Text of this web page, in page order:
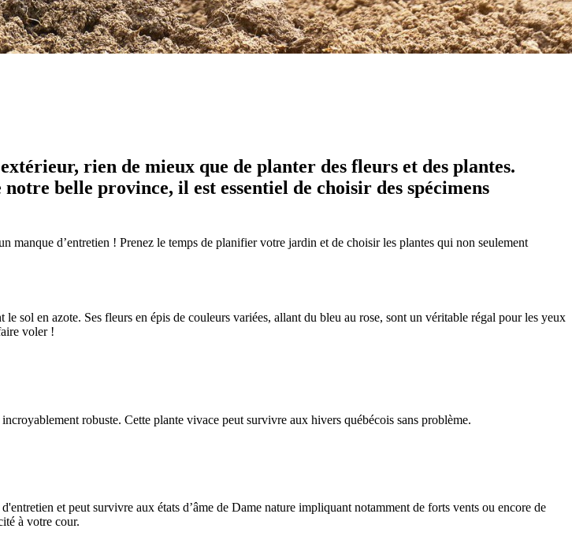
rien de mieux que de planter des fleurs et des plantes.
belle province, il est essentiel de choisir des spécimens
manque d’entretien ! Prenez le temps de planifier votre jardin et de choisir les plantes qui non seulement
sol en azote. Ses fleurs en épis de couleurs variées, allant du bleu au rose, sont un véritable régal pour les yeux
voler !
robuste. Cette plante vivace peut survivre aux hivers québécois sans problème.
et peut survivre aux états d’âme de Dame nature impliquant notamment de forts vents ou encore de
à votre cour.